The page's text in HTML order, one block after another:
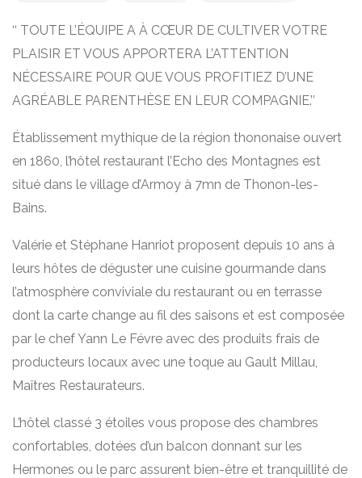
‘‘ TOUTE L’ÉQUIPE A À CŒUR DE CULTIVER VOTRE
PLAISIR ET VOUS APPORTERA L’ATTENTION
NÉCESSAIRE POUR QUE VOUS PROFITIEZ D’UNE
AGRÉABLE PARENTHÈSE EN LEUR COMPAGNIE.’’
Établissement mythique de la région thononaise ouvert
en 1860, l’hôtel restaurant l’Echo des Montagnes est
situé dans le village d’Armoy à 7mn de Thonon-les-
Bains.
Valérie et Stéphane Hanriot proposent depuis 10 ans à
leurs hôtes de déguster une cuisine gourmande dans
l’atmosphère conviviale du restaurant ou en terrasse
dont la carte change au fil des saisons et est composée
par le chef Yann Le Févre avec des produits frais de
producteurs locaux avec une toque au Gault Millau,
Maîtres Restaurateurs.
L’hôtel classé 3 étoiles vous propose des chambres
confortables, dotées d’un balcon donnant sur les
Hermones ou le parc assurent bien-être et tranquillité de